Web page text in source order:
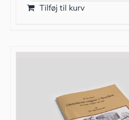
Tilføj til kurv